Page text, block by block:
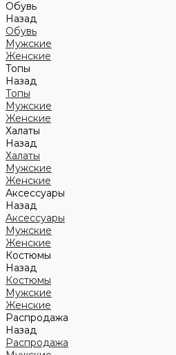
Обувь
Назад
Обувь
Мужские
Женские
Топы
Назад
Топы
Мужские
Женские
Халаты
Назад
Халаты
Мужские
Женские
Аксессуары
Назад
Аксессуары
Мужские
Женские
Костюмы
Назад
Костюмы
Мужские
Женские
Распродажа
Назад
Распродажа